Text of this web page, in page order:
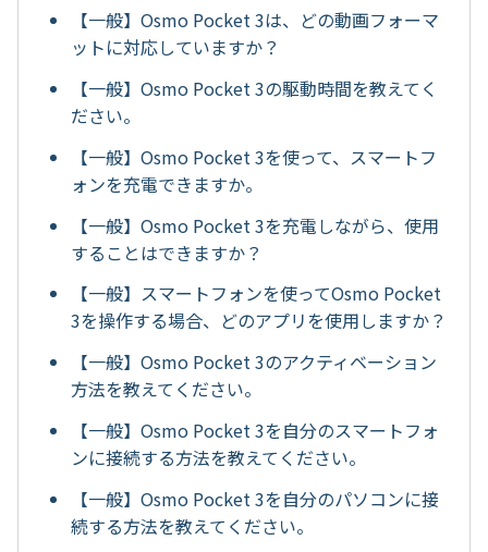
【一般】Osmo Pocket 3は、どの動画フォーマ
ットに対応していますか？
【一般】Osmo Pocket 3の駆動時間を教えてく
ださい。
【一般】Osmo Pocket 3を使って、スマートフ
ォンを充電できますか。
【一般】Osmo Pocket 3を充電しながら、使用
することはできますか？
【一般】スマートフォンを使ってOsmo Pocket
3を操作する場合、どのアプリを使用しますか？
【一般】Osmo Pocket 3のアクティベーション
方法を教えてください。
【一般】Osmo Pocket 3を自分のスマートフォ
ンに接続する方法を教えてください。
【一般】Osmo Pocket 3を自分のパソコンに接
続する方法を教えてください。